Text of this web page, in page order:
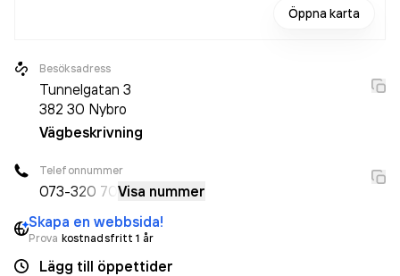
Öppna karta
Besöksadress
Tunnelgatan 3
382 30 Nybro
Vägbeskrivning
Telefonnummer
073-320 70 Visa nummer
Skapa en webbsida!
Prova kostnadsfritt 1 år
Lägg till öppettider